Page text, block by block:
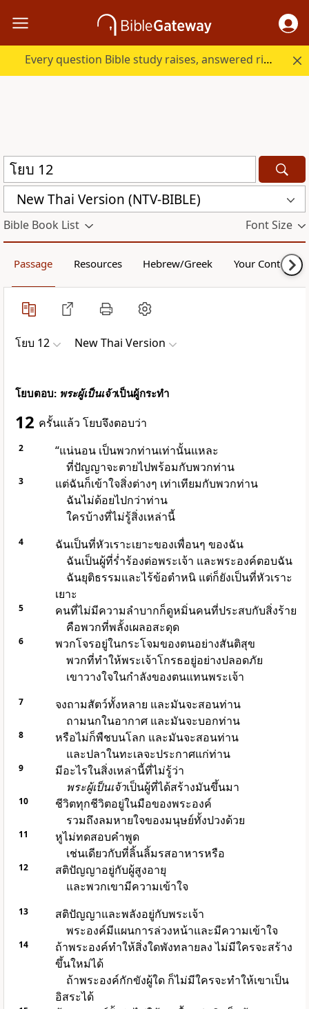
Every question Bible study raises, answered right here.
New Thai Version (NTV-BIBLE)
Bible Book List Font Size
Passage Resources Hebrew/Greek Your Content
โยบ 12 New Thai Version
โยบตอบ: พระผู้เป็นเจ้าเป็นผู้กระทำ
12 ครั้นแล้ว โยบจึงตอบว่า
2
“แน่นอน เป็นพวกท่านเท่านั้นแหละ
ที่ปัญญาจะตายไปพร้อมกับพวกท่าน
3
แต่ฉันก็เข้าใจสิ่งต่างๆ เท่าเทียมกับพวกท่าน
ฉันไม่ด้อยไปกว่าท่าน
ใครบ้างที่ไม่รู้สิ่งเหล่านี้
4
ฉันเป็นที่หัวเราะเยาะของเพื่อนๆ ของฉัน
ฉันเป็นผู้ที่ร่ำร้องต่อพระเจ้า และพระองค์ตอบฉัน
ฉันยุติธรรมและไร้ข้อตำหนิ แต่ก็ยังเป็นที่หัวเราะ
เยาะ
5
คนที่ไม่มีความลำบากก็ดูหมิ่นคนที่ประสบกับสิ่งร้าย
คือพวกที่พลั้งเผลอสะดุด
6
พวกโจรอยู่ในกระโจมของตนอย่างสันติสุข
พวกที่ทำให้พระเจ้าโกรธอยู่อย่างปลอดภัย
เขาวางใจในกำลังของตนแทนพระเจ้า
7
จงถามสัตว์ทั้งหลาย และมันจะสอนท่าน
ถามนกในอากาศ และมันจะบอกท่าน
8
หรือไม่ก็พืชบนโลก และมันจะสอนท่าน
และปลาในทะเลจะประกาศแก่ท่าน
9
มีอะไรในสิ่งเหล่านี้ที่ไม่รู้ว่า
พระผู้เป็นเจ้าเป็นผู้ที่ได้สร้างมันขึ้นมา
10
ชีวิตทุกชีวิตอยู่ในมือของพระองค์
รวมถึงลมหายใจของมนุษย์ทั้งปวงด้วย
11
หูไม่ทดสอบคำพูด
เช่นเดียวกับที่ลิ้นลิ้มรสอาหารหรือ
12
สติปัญญาอยู่กับผู้สูงอายุ
และพวกเขามีความเข้าใจ
13
สติปัญญาและพลังอยู่กับพระเจ้า
พระองค์มีแผนการล่วงหน้าและมีความเข้าใจ
14
ถ้าพระองค์ทำให้สิ่งใดพังทลายลง ไม่มีใครจะสร้าง
ขึ้นใหม่ได้
ถ้าพระองค์กักขังผู้ใด ก็ไม่มีใครจะทำให้เขาเป็น
อิสระได้